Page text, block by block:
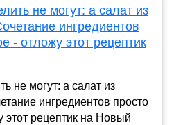
не могут: а салат из
ингредиентов
- отложу этот рецептик
не могут: а салат из
ингредиентов просто
этот рецептик на Новый